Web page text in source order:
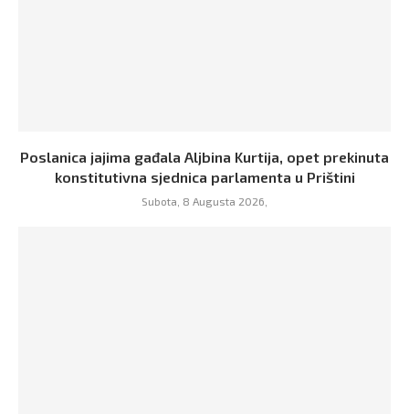
Poslanica jajima gađala Aljbina Kurtija, opet prekinuta
konstitutivna sjednica parlamenta u Prištini
Subota, 8 Augusta 2026,